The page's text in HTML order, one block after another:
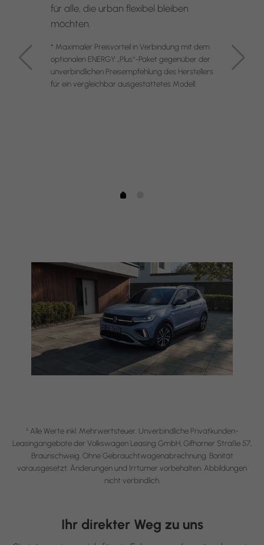
für alle, die urban flexibel bleiben
möchten.
* Maximaler Preisvorteil in Verbindung mit dem
optionalen ENERGY „Plus“-Paket gegenüber der
unverbindlichen Preisempfehlung des Herstellers
für ein vergleichbar ausgestattetes Modell.
1
Alle Werte inkl. Mehrwertsteuer. Unverbindliche Privatkunden-
Leasingangebote der Volkswagen Leasing GmbH, Gifhorner Straße 57,
Braunschweig. Ohne Gebrauchtwagenabrechnung. Bonität
vorausgesetzt. Änderungen und Irrtümer vorbehalten. Abbildungen
nicht verbindlich.
Ihr direkter Weg zu uns